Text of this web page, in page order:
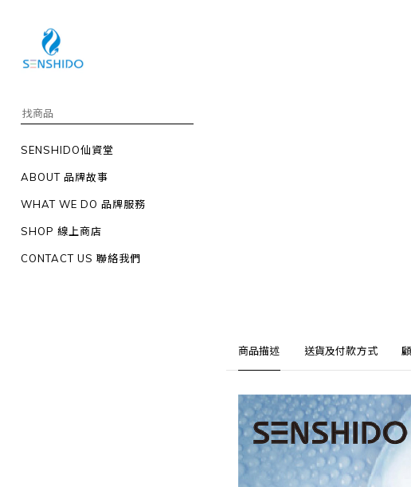
SENSHIDO仙資堂
ABOUT 品牌故事
WHAT WE DO 品牌服務
SHOP 線上商店
CONTACT US 聯絡我們
商品描述 送貨及付款方式